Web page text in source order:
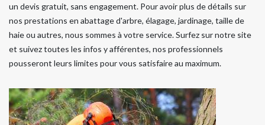
un devis gratuit, sans engagement. Pour avoir plus de détails sur
nos prestations en abattage d'arbre, élagage, jardinage, taille de
haie ou autres, nous sommes à votre service. Surfez sur notre site
et suivez toutes les infos y afférentes, nos professionnels
pousseront leurs limites pour vous satisfaire au maximum.